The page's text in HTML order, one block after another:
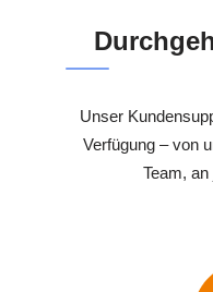
Unser
Verfügung – von
Team,